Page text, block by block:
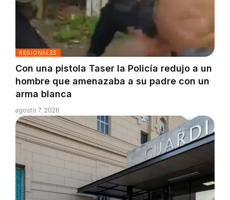
REGIONALES
Con una pistola Taser la Policía redujo a un
hombre que amenazaba a su padre con un
arma blanca
agosto 7, 2026